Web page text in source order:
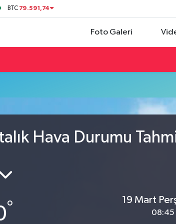
BTC 79.591,74
Foto Galeri
Hava Durumu
°
19 Mart
08:45